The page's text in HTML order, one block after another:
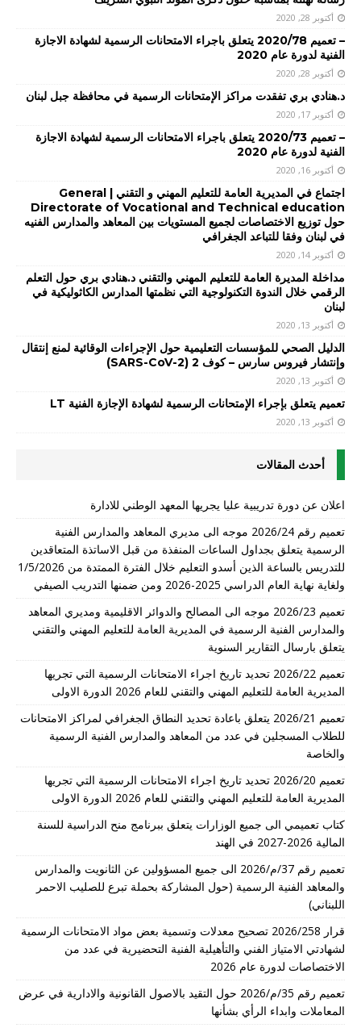
أكتوبر 28, 2020
– تعميم 2020/78 يتعلق باجراء الامتحانات الرسمية لشهادة الاجازة
الفنية لدورة عام 2020
أكتوبر 28, 2020
د.هنادي بري تفقدت مراكز الإمتحانات الرسمية في محافظة جبل لبنان
أكتوبر 17, 2020
– تعميم 2020/73 يتعلق باجراء الامتحانات الرسمية لشهادة الاجازة
الفنية لدورة عام 2020
أكتوبر 16, 2020
اجتماع في المديرية العامة للتعليم المهني و التقني | General
Directorate of Vocational and Technical education
حول توزيع الاختصاصات لجميع المستويات بين المعاهد والمدارس الفنيه
في لبنان وفقا للتباعد الجغرافي
أكتوبر 14, 2020
مداخلة المديرة العامة للتعليم المهني والتقني د.هنادي بري حول التعلم
الرقمي خلال الندوة التكنولوجية التي نظمتها المدارس الكاثوليكية في
لبنان
أكتوبر 13, 2020
الدليل الصحي للمؤسسات التعليمية حول الإجراءات الوقائية لمنع إنتقال
وإنتشار فيروس سارس – كوف 2 (SARS-CoV-2)
أكتوبر 13, 2020
تعميم يتعلق بإجراء الإمتحانات الرسمية لشهادة الإجازة الفنية LT
أكتوبر 13, 2020
أحدث المقالات
اعلان عن دورة تدريبية عليا يجريها المعهد الوطني للادارة
تعميم رقم 2026/24 موجه الى مديري المعاهد والمدارس الفنية
الرسمية يتعلق بجداول الساعات المنفذة من قبل الاساتذة المتعاقدين
للتدريس بالساعة الذين أسدو التعليم خلال الفترة الممتدة من 1/5/2026
ولغاية نهاية العام الدراسي 2025-2026 ومن ضمنها التدريب الصيفي
تعميم 2026/23 موجه الى المصالح والدوائر الاقليمية ومديري المعاهد
والمدارس الفنية الرسمية في المديرية العامة للتعليم المهني والتقني
يتعلق بارسال التقارير السنوية
تعميم 2026/22 تحديد تاريخ اجراء الامتحانات الرسمية التي تجريها
المديرية العامة للتعليم المهني والتقني للعام 2026 الدورة الاولى
تعميم 2026/21 يتعلق باعادة تحديد النطاق الجغرافي لمراكز الامتحانات
للطلاب المسجلين في عدد من المعاهد والمدارس الفنية الرسمية
والخاصة
تعميم 2026/20 تحديد تاريخ اجراء الامتحانات الرسمية التي تجريها
المديرية العامة للتعليم المهني والتقني للعام 2026 الدورة الاولى
كتاب تعميمي الى جميع الوزارات يتعلق ببرنامج منح الدراسية للسنة
المالية 2026-2027 في الهند
تعميم رقم 37/م/2026 الى جميع المسؤولين عن الثانويت والمدارس
والمعاهد الفنية الرسمية (حول المشاركة بحملة تبرع للصليب الاحمر
اللبناني)
قرار 2026/258 تصحيح معدلات وتسمية بعض مواد الامتحانات الرسمية
لشهادتي الامتياز الفني والتأهيلية الفنية التحضيرية في عدد من
الاختصاصات لدورة عام 2026
تعميم رقم 35/م/2026 حول التقيد بالاصول القانونية والادارية في عرض
المعاملات وابداء الرأي بشأنها